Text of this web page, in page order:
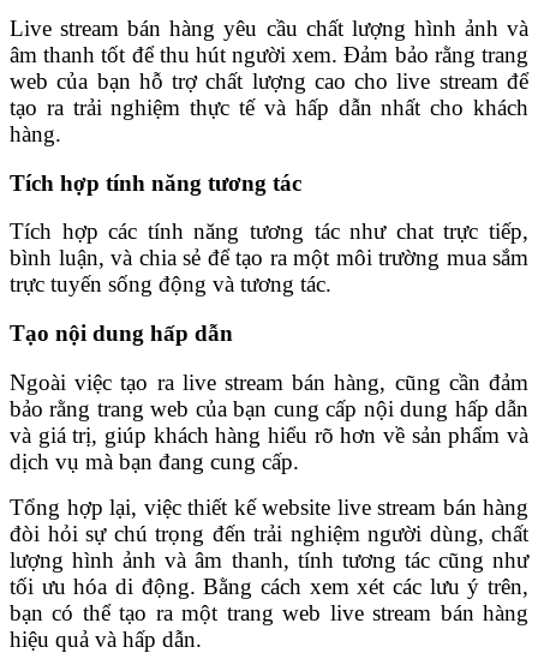
Live stream bán hàng yêu cầu chất lượng hình ảnh và
âm thanh tốt để thu hút người xem. Đảm bảo rằng trang
web của bạn hỗ trợ chất lượng cao cho live stream để
tạo ra trải nghiệm thực tế và hấp dẫn nhất cho khách
hàng.
Tích hợp tính năng tương tác
Tích hợp các tính năng tương tác như chat trực tiếp,
bình luận, và chia sẻ để tạo ra một môi trường mua sắm
trực tuyến sống động và tương tác.
Tạo nội dung hấp dẫn
Ngoài việc tạo ra live stream bán hàng, cũng cần đảm
bảo rằng trang web của bạn cung cấp nội dung hấp dẫn
và giá trị, giúp khách hàng hiểu rõ hơn về sản phẩm và
dịch vụ mà bạn đang cung cấp.
Tổng hợp lại, việc thiết kế website live stream bán hàng
đòi hỏi sự chú trọng đến trải nghiệm người dùng, chất
lượng hình ảnh và âm thanh, tính tương tác cũng như
tối ưu hóa di động. Bằng cách xem xét các lưu ý trên,
bạn có thể tạo ra một trang web live stream bán hàng
hiệu quả và hấp dẫn.